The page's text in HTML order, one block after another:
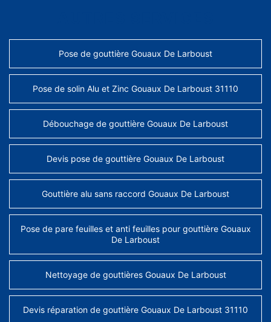
Pose de gouttière Gouaux De Larboust
Pose de solin Alu et Zinc Gouaux De Larboust 31110
Débouchage de gouttière Gouaux De Larboust
Devis pose de gouttière Gouaux De Larboust
Gouttière alu sans raccord Gouaux De Larboust
Pose de pare feuilles et anti feuilles pour gouttière Gouaux
De Larboust
Nettoyage de gouttières Gouaux De Larboust
Devis réparation de gouttière Gouaux De Larboust 31110